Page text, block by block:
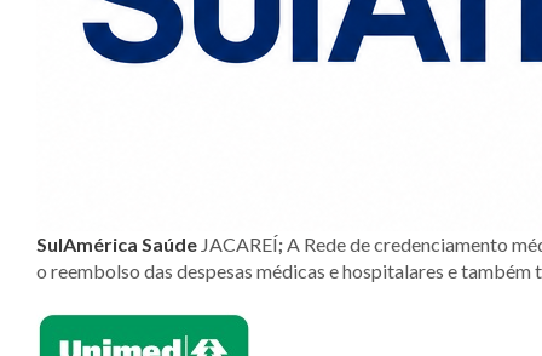
SulAmérica Saúde JACAREÍ;A Rede de credenciamento
o reembolso das despesas médicas e hospitalares e